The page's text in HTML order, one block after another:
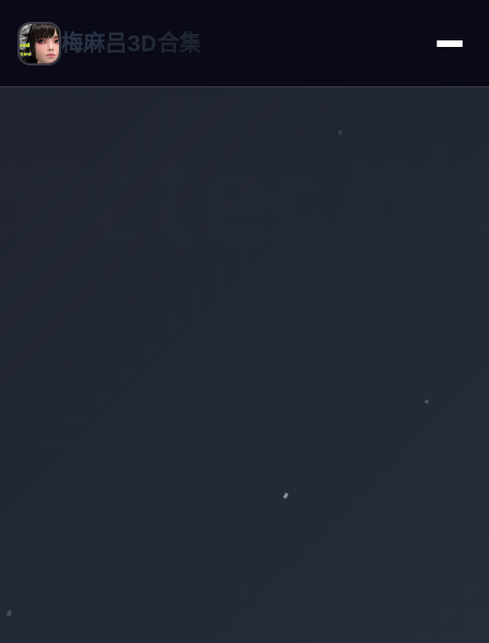
梅麻吕3D合集